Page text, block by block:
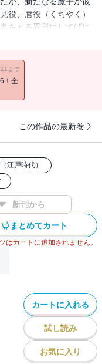
役、唇役（くちやく）
をとる異形にしてげに
子の悲願は成し得るの
まで
！全
この作品の最新巻
江戸時代）
新刊から
まとめてカート
カートに追加されません。
カートに入れる
試し読み
お気に入り